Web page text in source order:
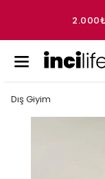
2.000₺
Dış Giyim